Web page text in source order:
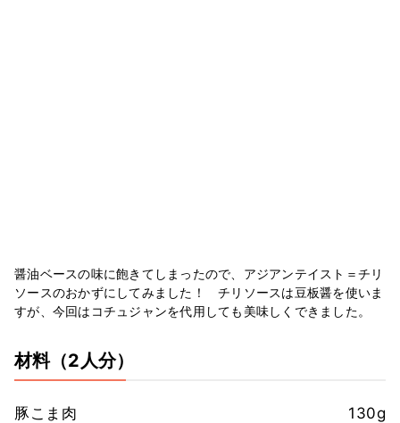
醤油ベースの味に飽きてしまったので、アジアンテイスト＝チリ
ソースのおかずにしてみました！ チリソースは豆板醤を使いま
すが、今回はコチュジャンを代用しても美味しくできました。
材料（2人分）
豚こま肉
130g